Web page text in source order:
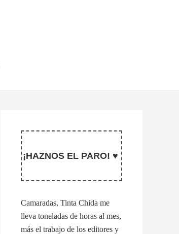
¡HAZNOS EL PARO! ♥
Camaradas, Tinta Chida me
lleva toneladas de horas al mes,
más el trabajo de los editores y